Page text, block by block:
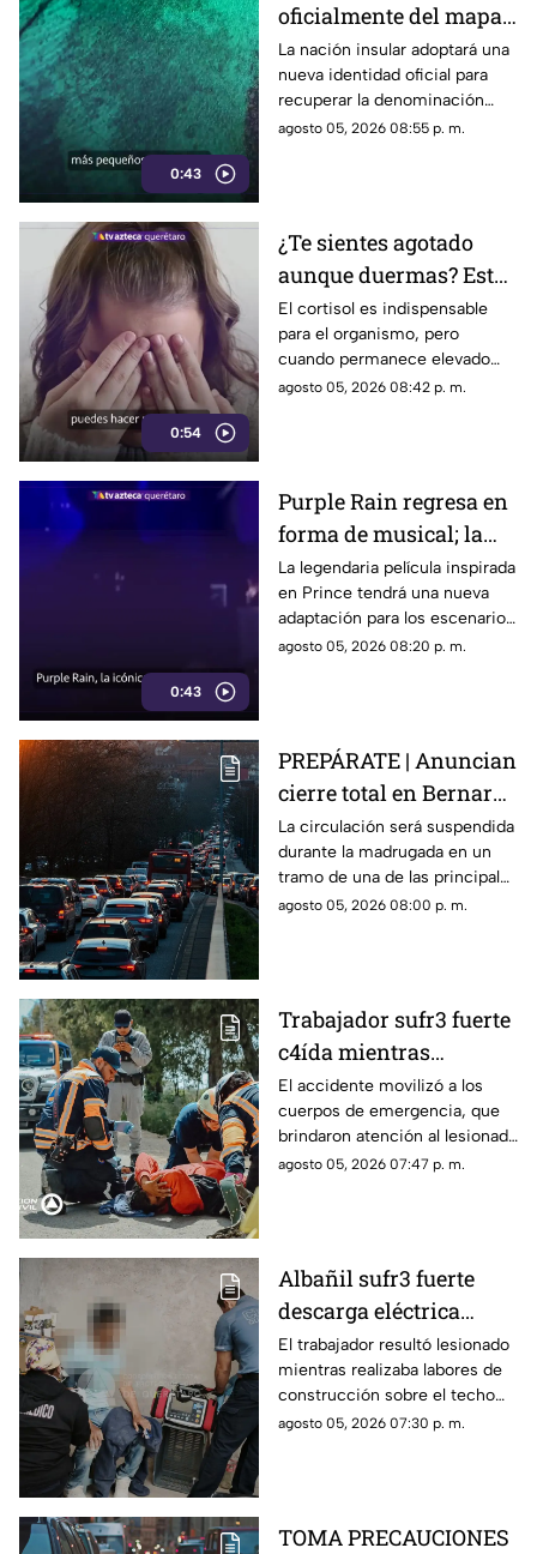
0:43
oficialmente del mapa:
el pequeño país cambia
de nombre
La nación insular adoptará una
nueva identidad oficial para
recuperar la denominación
utilizada por sus propios
agosto 05, 2026 08:55 p. m.
0:54
¿Te sientes agotado
aunque duermas? Estos
hábitos pueden ayudar
a regular el cortisol
El cortisol es indispensable
para el organismo, pero
cuando permanece elevado
por largos periodos puede
agosto 05, 2026 08:42 p. m.
0:43
Purple Rain regresa en
forma de musical; la
historia de Prince
llegará renovada
La legendaria película inspirada
en Prince tendrá una nueva
adaptación para los escenarios
con un enfoque distinto al de
agosto 05, 2026 08:20 p. m.
PREPÁRATE | Anuncian
cierre total en Bernardo
Quintana; este será el
horario
La circulación será suspendida
durante la madrugada en un
tramo de una de las principales
vialidades de Querétaro.
agosto 05, 2026 08:00 p. m.
Trabajador sufr3 fuerte
c4ída mientras
trabajaba en Guadalupe
La Venta
El accidente movilizó a los
cuerpos de emergencia, que
brindaron atención al lesionado
antes de trasladarlo a un
agosto 05, 2026 07:47 p. m.
Albañil sufr3 fuerte
descarga eléctrica
mientras trabajaba en
una azotea de San José
Buenavista
El trabajador resultó lesionado
mientras realizaba labores de
construcción sobre el techo
de una vivienda y tuvo que
agosto 05, 2026 07:30 p. m.
TOMA PRECAUCIONES